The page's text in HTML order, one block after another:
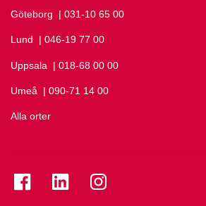
Göteborg Ring Göteborg på
| 031-10 65 00
Lund Ring Lund på
| 046-19 77 00
Uppsala Ring Uppsala på
| 018-68 00 00
Umeå Ring Umeå på
| 090-71 14 00
Alla orter
Se folkuniversitetet på Facebook
Se folkuniversitetet på LinkedIn